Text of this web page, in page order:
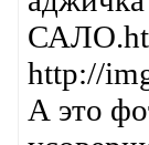
http://
А это